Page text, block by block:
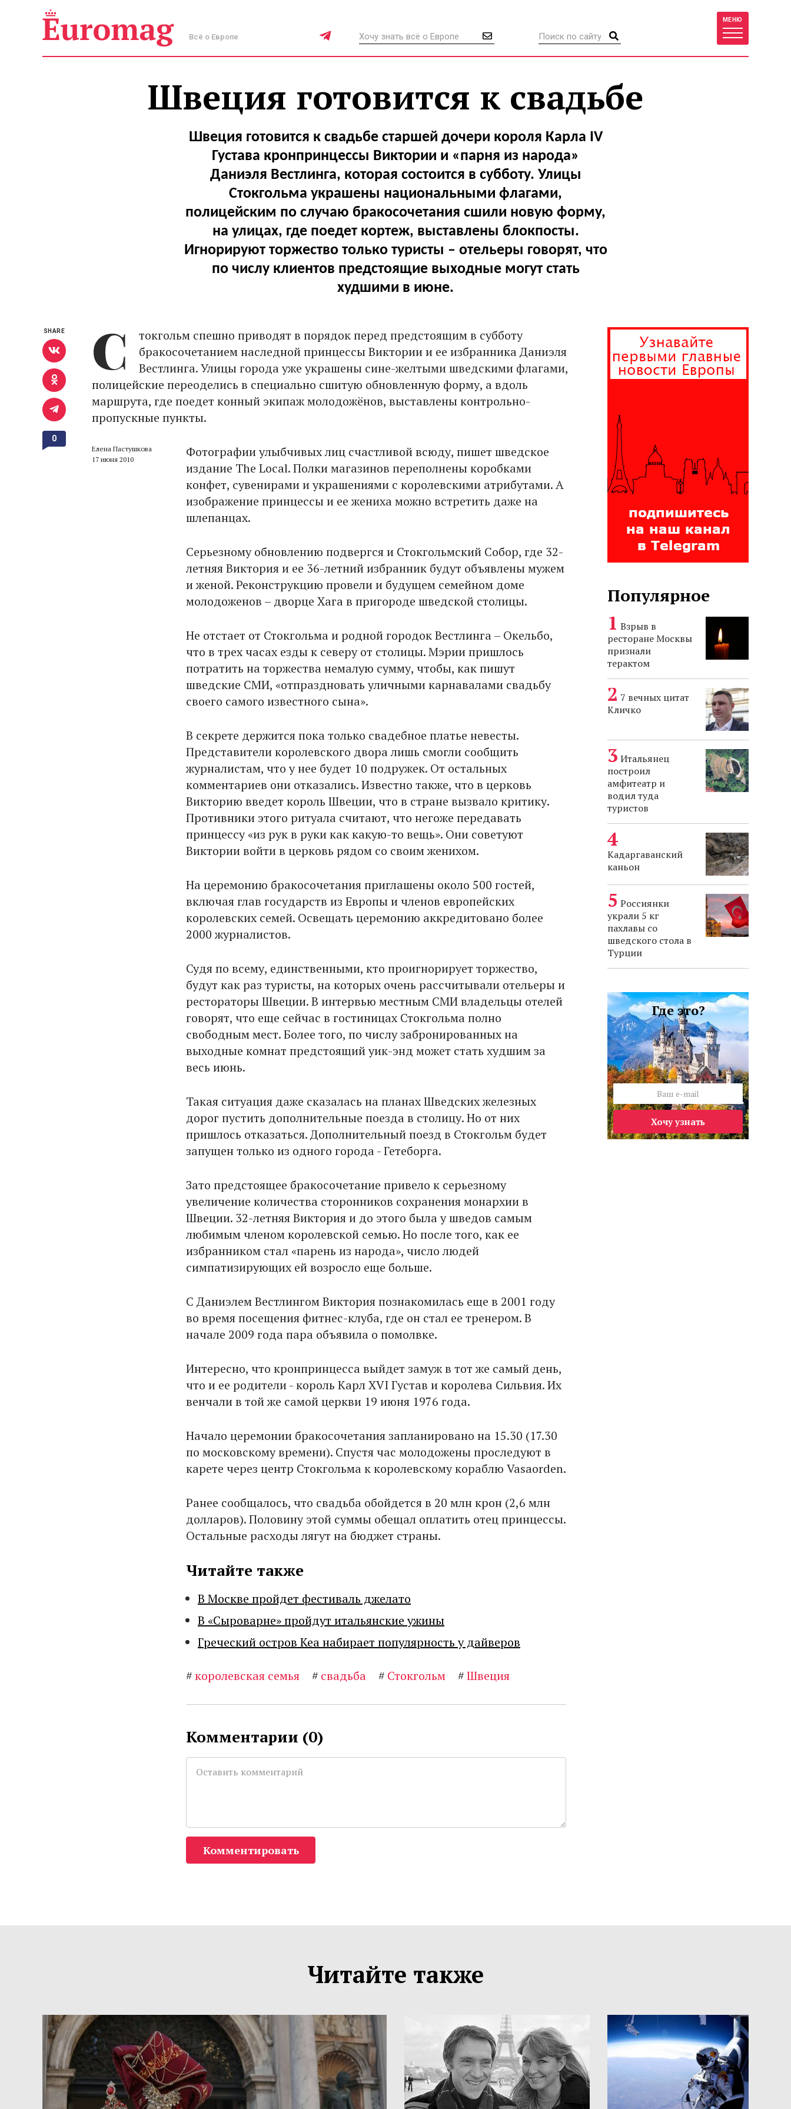
Всё о Европе
МЕНЮ
Швеция готовится к свадьбе
Швеция готовится к свадьбе старшей дочери короля Карла IV
Густава кронпринцессы Виктории и «парня из народа»
Даниэля Вестлинга, которая состоится в субботу. Улицы
Стокгольма украшены национальными флагами,
полицейским по случаю бракосочетания сшили новую форму,
на улицах, где поедет кортеж, выставлены блокпосты.
Игнорируют торжество только туристы – отельеры говорят, что
по числу клиентов предстоящие выходные могут стать
худшими в июне.
С
токгольм спешно приводят в порядок перед предстоящим в субботу
бракосочетанием наследной принцессы Виктории и ее избранника Даниэля
Вестлинга. Улицы города уже украшены сине-желтыми шведскими флагами,
полицейские переоделись в специально сшитую обновленную форму, а вдоль
маршрута, где поедет конный экипаж молодожёнов, выставлены контрольно-
пропускные пункты.
Елена Пастушкова
17 июня 2010
Фотографии улыбчивых лиц счастливой всюду, пишет шведское
издание The Local. Полки магазинов переполнены коробками
конфет, сувенирами и украшениями с королевскими атрибутами. А
изображение принцессы и ее жениха можно встретить даже на
шлепанцах.
Серьезному обновлению подвергся и Стокгольмский Собор, где 32-
летняя Виктория и ее 36-летний избранник будут объявлены мужем
и женой. Реконструкцию провели и будущем семейном доме
молодоженов – дворце Хага в пригороде шведской столицы.
Не отстает от Стокгольма и родной городок Вестлинга – Окельбо,
что в трех часах езды к северу от столицы. Мэрии пришлось
потратить на торжества немалую сумму, чтобы, как пишут
шведские СМИ, «отпраздновать уличными карнавалами свадьбу
своего самого известного сына».
В секрете держится пока только свадебное платье невесты.
Представители королевского двора лишь смогли сообщить
журналистам, что у нее будет 10 подружек. От остальных
комментариев они отказались. Известно также, что в церковь
Викторию введет король Швеции, что в стране вызвало критику.
Противники этого ритуала считают, что негоже передавать
принцессу «из рук в руки как какую-то вещь». Они советуют
Виктории войти в церковь рядом со своим женихом.
На церемонию бракосочетания приглашены около 500 гостей,
включая глав государств из Европы и членов европейских
королевских семей. Освещать церемонию аккредитовано более
2000 журналистов.
Судя по всему, единственными, кто проигнорирует торжество,
будут как раз туристы, на которых очень рассчитывали отельеры и
рестораторы Швеции. В интервью местным СМИ владельцы отелей
говорят, что еще сейчас в гостиницах Стокгольма полно
свободным мест. Более того, по числу забронированных на
выходные комнат предстоящий уик-энд может стать худшим за
весь июнь.
Такая ситуация даже сказалась на планах Шведских железных
дорог пустить дополнительные поезда в столицу. Но от них
пришлось отказаться. Дополнительный поезд в Стокгольм будет
запущен только из одного города - Гетеборга.
Зато предстоящее бракосочетание привело к серьезному
увеличение количества сторонников сохранения монархии в
Швеции. 32-летняя Виктория и до этого была у шведов самым
любимым членом королевской семью. Но после того, как ее
избранником стал «парень из народа», число людей
симпатизирующих ей возросло еще больше.
С Даниэлем Вестлингом Виктория познакомилась еще в 2001 году
во время посещения фитнес-клуба, где он стал ее тренером. В
начале 2009 года пара объявила о помолвке.
Интересно, что кронпринцесса выйдет замуж в тот же самый день,
что и ее родители - король Карл XVI Густав и королева Сильвия. Их
венчали в той же самой церкви 19 июня 1976 года.
Начало церемонии бракосочетания запланировано на 15.30 (17.30
по московскому времени). Спустя час молодожены проследуют в
карете через центр Стокгольма к королевскому кораблю Vasaorden.
Ранее сообщалось, что свадьба обойдется в 20 млн крон (2,6 млн
долларов). Половину этой суммы обещал оплатить отец принцессы.
Остальные расходы лягут на бюджет страны.
Читайте также
В Москве пройдет фестиваль джелато
В «Сыроварне» пройдут итальянские ужины
Греческий остров Кеа набирает популярность у дайверов
#королевская семья # свадьба # Стокгольм #Швеция
SHARE
0
Комментарии (0)
Комментировать
Популярное
Взрыв в
ресторане Москвы
признали
терактом
7 вечных цитат
Кличко
Итальянец
построил
амфитеатр и
водил туда
туристов
Кадаргаванский
каньон
Россиянки
украли 5 кг
пахлавы со
шведского стола в
Турции
Где это?
Хочу узнать
Читайте также